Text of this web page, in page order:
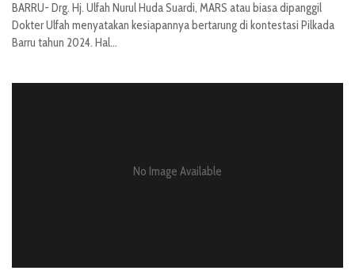
BARRU- Drg. Hj. Ulfah Nurul Huda Suardi, MARS atau biasa dipanggil
Dokter Ulfah menyatakan kesiapannya bertarung di kontestasi Pilkada
Barru tahun 2024. Hal...
No Image Available